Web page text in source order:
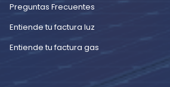
Preguntas Frecuentes
Entiende tu factura luz
Entiende tu factura gas